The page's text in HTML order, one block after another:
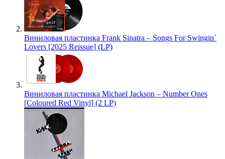
Виниловая пластинка Frank Sinatra – Songs For Swingin`
Lovers [2025 Reissue] (LP)
Виниловая пластинка Michael Jackson – Number Ones
[Coloured Red Vinyl] (2 LP)